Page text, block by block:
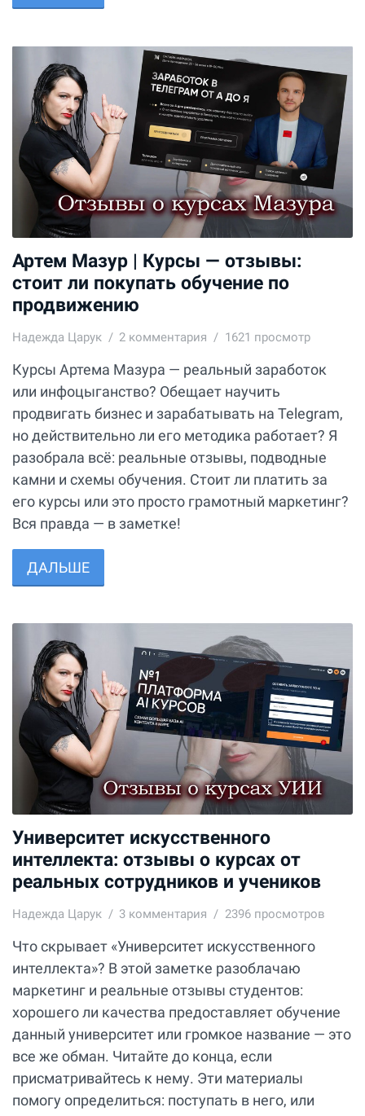
Артем Мазур | Курсы — отзывы:
стоит ли покупать обучение по
продвижению
Надежда Царук 2 комментария 1621 просмотр
Курсы Артема Мазура — реальный заработок
или инфоцыганство? Обещает научить
продвигать бизнес и зарабатывать на Telegram,
но действительно ли его методика работает? Я
разобрала всё: реальные отзывы, подводные
камни и схемы обучения. Стоит ли платить за
его курсы или это просто грамотный маркетинг?
Вся правда — в заметке!
ДАЛЬШЕ
Университет искусственного
интеллекта: отзывы о курсах от
реальных сотрудников и учеников
Надежда Царук 3 комментария 2396 просмотров
Что скрывает «Университет искусственного
интеллекта»? В этой заметке разоблачаю
маркетинг и реальные отзывы студентов:
хорошего ли качества предоставляет обучение
данный университет или громкое название — это
все же обман. Читайте до конца, если
присматривайтесь к нему. Эти материалы
помогу определиться: поступать в него, или